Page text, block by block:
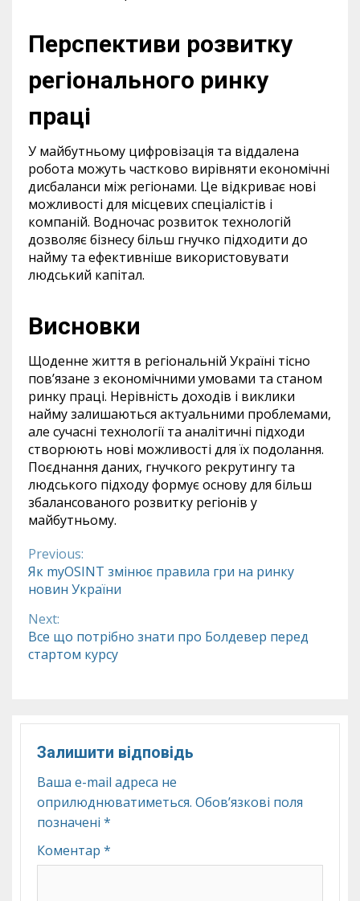
Перспективи розвитку
регіонального ринку
праці
У майбутньому цифровізація та віддалена
робота можуть частково вирівняти економічні
дисбаланси між регіонами. Це відкриває нові
можливості для місцевих спеціалістів і
компаній. Водночас розвиток технологій
дозволяє бізнесу більш гнучко підходити до
найму та ефективніше використовувати
людський капітал.
Висновки
Щоденне життя в регіональній Україні тісно
пов’язане з економічними умовами та станом
ринку праці. Нерівність доходів і виклики
найму залишаються актуальними проблемами,
але сучасні технології та аналітичні підходи
створюють нові можливості для їх подолання.
Поєднання даних, гнучкого рекрутингу та
людського підходу формує основу для більш
збалансованого розвитку регіонів у
майбутньому.
Continue
Reading
Previous:
Як myOSINT змінює правила гри на ринку
новин України
Next:
Все що потрібно знати про Болдевер перед
стартом курсу
Залишити відповідь
Ваша e-mail адреса не
оприлюднюватиметься. Обов’язкові поля
позначені *
Коментар *